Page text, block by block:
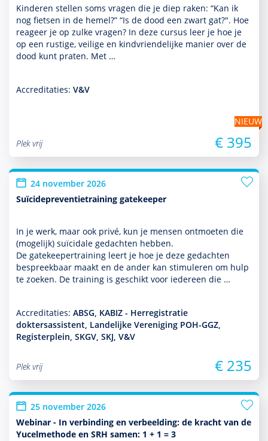
Kinderen stellen soms vragen die je diep raken: “Kan ik
nog fietsen in de hemel?” “Is de dood een zwart gat?". Hoe
reageer je op zulke vragen? In deze cursus leer je hoe je
op een rustige, veilige en kindvriendelijke manier over de
dood kunt praten. Met …
Accreditaties: V&V
NIEUW
Plek vrij
€ 395
24 november 2026
Suïcidepreventietraining gatekeeper
In je werk, maar ook privé, kun je mensen ontmoeten die
(moge­lijk) suïcidale gedachten hebben.
De gatekeepertraining leert je hoe je deze gedachten
bespreekbaar maakt en de ander kan stimuleren om hulp
te zoeken. De training is geschikt voor iedereen die …
Accreditaties: ABSG, KABIZ - Herregistratie
doktersassistent, Landelijke Vereniging POH-GGZ,
Registerplein, SKGV, SKJ, V&V
Plek vrij € 235
25 november 2026
Webinar - In verbinding en verbeelding: de kracht van de
Yucelmethode en SRH samen: 1 + 1 = 3